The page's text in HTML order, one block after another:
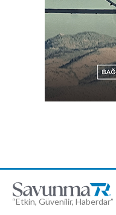
“Etkin, Güvenilir, Haberdar”